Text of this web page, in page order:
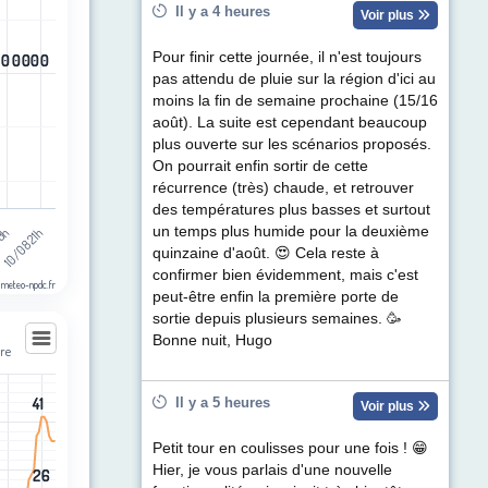
de précipitations (mm). Data ranges from -0.5 to 0.5.
0
00
00
00
00
0
10/08 21h
meteo-npdc.fr
h). Data ranges from 1 to 41.
26
26
41
41
Il y a 4 heures Voir plus
Pour finir cette journée, il n'est toujours
pas attendu de pluie sur la région d'ici au
moins la fin de semaine prochaine (15/16
août). La suite est cependant beaucoup
plus ouverte sur les scénarios proposés.
On pourrait enfin sortir de cette
récurrence (très) chaude, et retrouver
des températures plus basses et surtout
un temps plus humide pour la deuxième
quinzaine d'août. 😍 Cela reste à
confirmer bien évidemment, mais c'est
peut-être enfin la première porte de
sortie depuis plusieurs semaines. 🥳
Bonne nuit, Hugo
Il y a 5 heures Voir plus
Petit tour en coulisses pour une fois ! 😁
Hier, je vous parlais d'une nouvelle